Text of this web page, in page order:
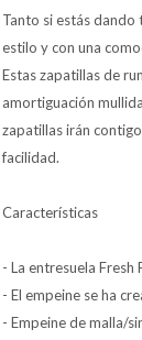
Tanto si estás
estilo y con una
Estas zapatillas de
amortiguación
zapatillas irán
facilidad.
Características
- La entresuela
- El empeine se ha
- Empeine de malla/